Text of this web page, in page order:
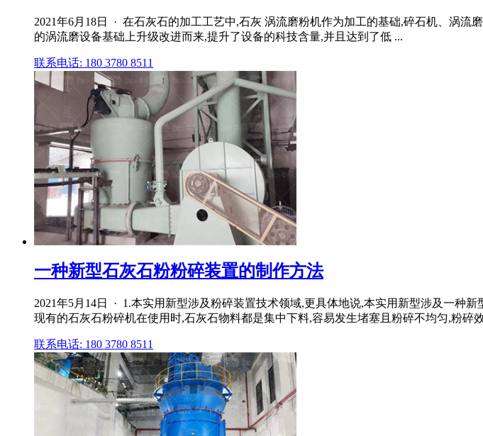
2021年6月18日 · 在石灰石的加工工艺中,石灰 涡流磨粉机作为加工的基础,碎石机、涡
的涡流磨设备基础上升级改进而来,提升了设备的科技含量,并且达到了低 ...
联系电话: 180 3780 8511
一种新型石灰石粉粉碎装置的制作方法
2021年5月14日 · 1.本实用新型涉及粉碎装置技术领域,更具体地说,本实用新型涉及一种
现有的石灰石粉碎机在使用时,石灰石物料都是集中下料,容易发生堵塞且粉碎不均匀,粉碎
联系电话: 180 3780 8511